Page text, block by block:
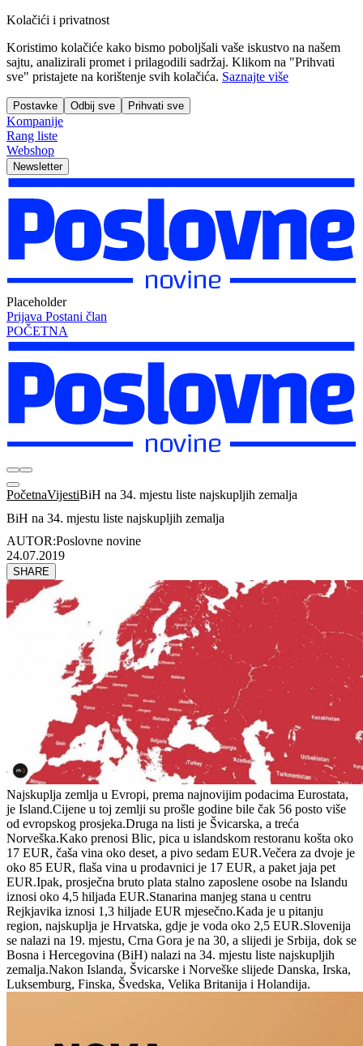
Kolačići i privatnost
Koristimo kolačiće kako bismo poboljšali vaše iskustvo na našem
sajtu, analizirali promet i prilagodili sadržaj. Klikom na "Prihvati
sve" pristajete na korištenje svih kolačića. Saznajte više
Postavke Odbij sve Prihvati sve
Kompanije
Rang liste
Webshop
Newsletter
Placeholder
Prijava Postani član
POČETNA
PočetnaVijestiBiH na 34. mjestu liste najskupljih zemalja
BiH na 34. mjestu liste najskupljih zemalja
AUTOR:Poslovne novine
24.07.2019
SHARE
Najskuplja zemlja u Evropi, prema najnovijim podacima Eurostata,
je Island.Cijene u toj zemlji su prošle godine bile čak 56 posto više
od evropskog prosjeka.Druga na listi je Švicarska, a treća
Norveška.Kako prenosi Blic, pica u islandskom restoranu košta oko
17 EUR, čaša vina oko deset, a pivo sedam EUR.Večera za dvoje je
oko 85 EUR, flaša vina u prodavnici je 17 EUR, a paket jaja pet
EUR.Ipak, prosječna bruto plata stalno zaposlene osobe na Islandu
iznosi oko 4,5 hiljada EUR.Stanarina manjeg stana u centru
Rejkjavika iznosi 1,3 hiljade EUR mjesečno.Kada je u pitanju
region, najskuplja je Hrvatska, gdje je voda oko 2,5 EUR.Slovenija
se nalazi na 19. mjestu, Crna Gora je na 30, a slijedi je Srbija, dok se
Bosna i Hercegovina (BiH) nalazi na 34. mjestu liste najskupljih
zemalja.Nakon Islanda, Švicarske i Norveške slijede Danska, Irska,
Luksemburg, Finska, Švedska, Velika Britanija i Holandija.